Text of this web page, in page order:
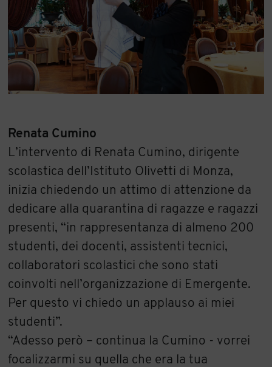
Renata Cumino
L’intervento di Renata Cumino, dirigente
scolastica dell’Istituto Olivetti di Monza,
inizia chiedendo un attimo di attenzione da
dedicare alla quarantina di ragazze e ragazzi
presenti, “in rappresentanza di almeno 200
studenti, dei docenti, assistenti tecnici,
collaboratori scolastici che sono stati
coinvolti nell’organizzazione di Emergente.
Per questo vi chiedo un applauso ai miei
studenti”.
“Adesso però – continua la Cumino - vorrei
focalizzarmi su quella che era la tua